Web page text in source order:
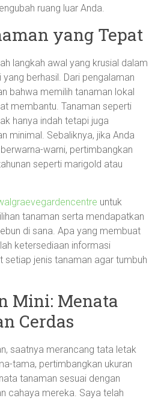
ruang luar Anda.
yang Tepat
langkah awal yang krusial dalam
berhasil. Dari pengalaman
bahwa memilih tanaman lokal
membantu. Tanaman seperti
hanya indah tetapi juga
minimal. Sebaliknya, jika Anda
warni, pertimbangkan
seperti marigold atau
untuk
tanaman serta mendapatkan
di sana. Apa yang membuat
ketersediaan informasi
jenis tanaman agar tumbuh
Mini: Menata
Cerdas
saatnya merancang tata letak
tama, pertimbangkan ukuran
tanaman sesuai dengan
cahaya mereka. Saya telah